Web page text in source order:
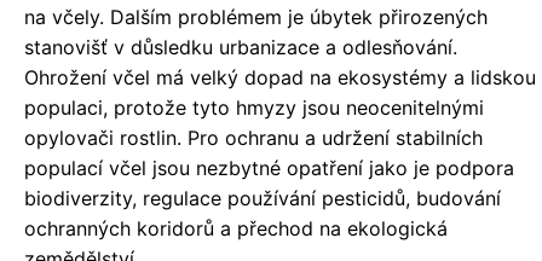
na včely. Dalším problémem je úbytek přirozených
stanovišť v důsledku urbanizace a odlesňování.
Ohrožení včel má velký dopad na ekosystémy a lidskou
populaci, protože tyto hmyzy jsou neocenitelnými
opylovači rostlin. Pro ochranu a udržení stabilních
populací včel jsou nezbytné opatření jako je podpora
biodiverzity, regulace používání pesticidů, budování
ochranných koridorů a přechod na ekologická